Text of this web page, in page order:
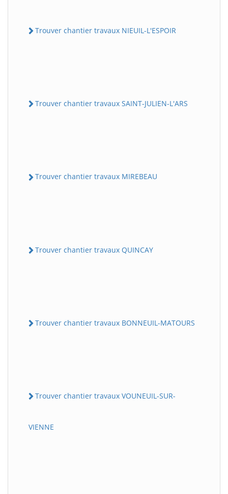
Trouver chantier travaux NIEUIL-L'ESPOIR
Trouver chantier travaux SAINT-JULIEN-L'ARS
Trouver chantier travaux MIREBEAU
Trouver chantier travaux QUINCAY
Trouver chantier travaux BONNEUIL-MATOURS
Trouver chantier travaux VOUNEUIL-SUR-
VIENNE